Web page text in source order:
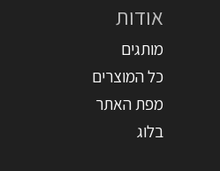
אודות
מותגים
כל המוצרים
מפת האתר
בלוג